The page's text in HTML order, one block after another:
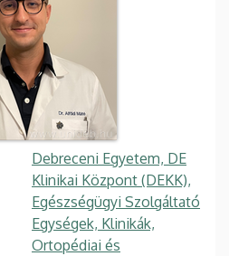
Debreceni Egyetem, DE
Klinikai Központ (DEKK),
Egészségügyi Szolgáltató
Egységek, Klinikák,
Ortopédiai és